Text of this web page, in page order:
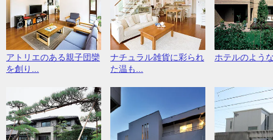
アトリエのある親子団欒
を創り...
ナチュラル雑貨に彩られ
た温も...
ホテルのよう